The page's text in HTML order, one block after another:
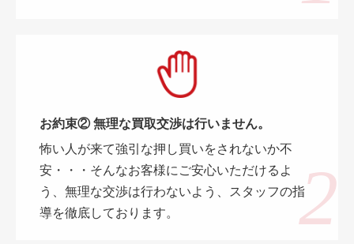
お約束② 無理な買取交渉は行いません。
怖い人が来て強引な押し買いをされないか不
安・・・そんなお客様にご安心いただけるよ
う、無理な交渉は行わないよう、スタッフの指
導を徹底しております。